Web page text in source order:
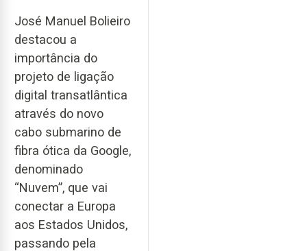
José Manuel Bolieiro
destacou a
importância do
projeto de ligação
digital transatlântica
através do novo
cabo submarino de
fibra ótica da Google,
denominado
“Nuvem”, que vai
conectar a Europa
aos Estados Unidos,
passando pela